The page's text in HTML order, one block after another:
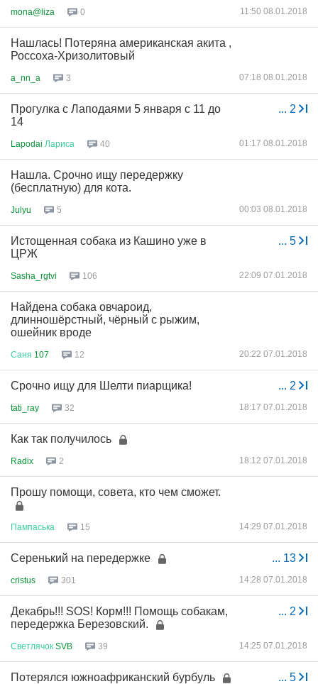
mona@liza 0 11:50 08.01.2018
Нашлась! Потеряна американская акита ,
Россоха-Хризолитовый
a_nn_a 3 07:18 08.01.2018
... 2
Прогулка с Лаподаями 5 января с 11 до
14
Lapodai Лариса 40 01:17 08.01.2018
Нашла. Срочно ищу передержку
(бесплатную) для кота.
Julyu 5 00:03 08.01.2018
... 5
Истощенная собака из Кашино уже в
ЦРЖ
Sasha_rgtvi 106 22:09 07.01.2018
Найдена собака овчароид,
длинношёрстный, чёрный с рыжим,
ошейник вроде
Саня 107 12 20:22 07.01.2018
... 2
Срочно ищу для Шелти пиарщика!
tati_ray 32 18:17 07.01.2018
Как так получилось
Radix 2 18:12 07.01.2018
Прошу помощи, совета, кто чем сможет.
Пампаська 15 14:29 07.01.2018
... 13
Серенький на передержке
cristus 301 14:28 07.01.2018
... 2
Декабрь!!! SOS! Корм!!! Помощь собакам,
передержка Березовский.
Светлячок SVB 39 14:25 07.01.2018
... 5
Потерялся южноафриканский бурбуль